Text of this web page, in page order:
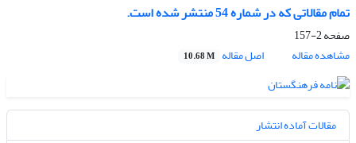
تمام مقالاتی که در شماره 54 منتشر شده است.
صفحه2-157
مشاهده مقاله
اصل مقاله 10.68 M
مقالات آماده انتشار